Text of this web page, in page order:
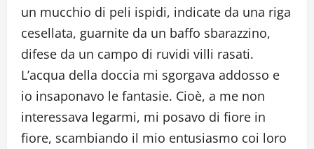
un mucchio di peli ispidi, indicate da una riga
cesellata, guarnite da un baffo sbarazzino,
difese da un campo di ruvidi villi rasati.
L’acqua della doccia mi sgorgava addosso e
io insaponavo le fantasie. Cioè, a me non
interessava legarmi, mi posavo di fiore in
fiore, scambiando il mio entusiasmo coi loro